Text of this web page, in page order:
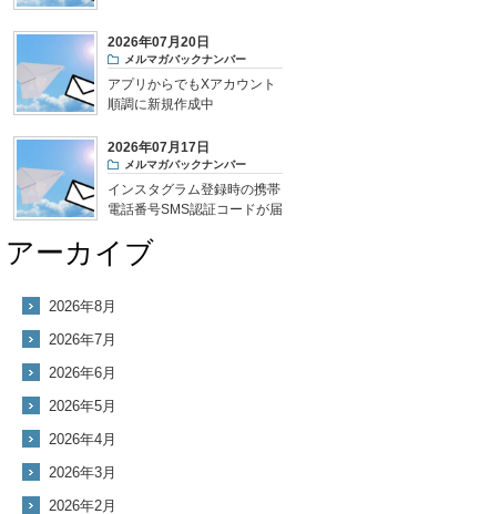
2026年07月20日
メルマガバックナンバー
アプリからでもXアカウント
順調に新規作成中
2026年07月17日
メルマガバックナンバー
インスタグラム登録時の携帯
電話番号SMS認証コードが届
アーカイブ
2026年8月
2026年7月
2026年6月
2026年5月
2026年4月
2026年3月
2026年2月